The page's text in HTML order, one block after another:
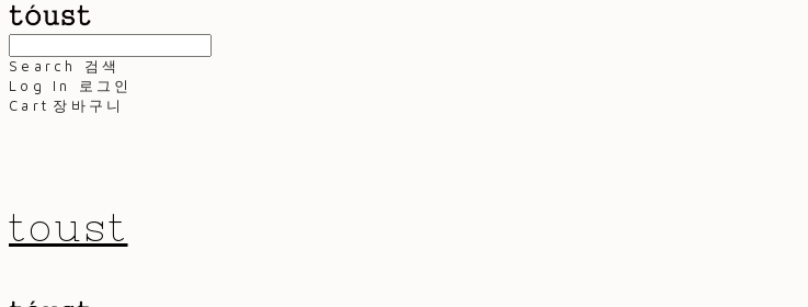
Search
검색
Log In
로그인
Cart 장바구니
toust